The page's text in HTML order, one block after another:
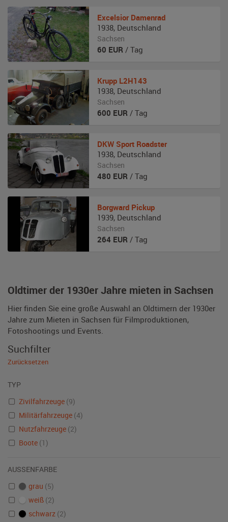
Oldtimer der 1930er Jahre mieten in Sachsen
Hier finden Sie eine große Auswahl an Oldtimern der 1930er
Jahre zum Mieten in Sachsen für Filmproduktionen,
Fotoshootings und Events.
Excelsior Damenrad
1938, Deutschland
Sachsen
60 EUR / Tag
Krupp L2H143
1938, Deutschland
Sachsen
600 EUR / Tag
DKW Sport Roadster
1938, Deutschland
Sachsen
480 EUR / Tag
Borgward Pickup
1939, Deutschland
Sachsen
264 EUR / Tag
Suchfilter
Zurücksetzen
TYP
Zivilfahrzeuge (9)
Militärfahrzeuge (4)
Nutzfahrzeuge (2)
Boote (1)
AUSSENFARBE
grau (5)
weiß (2)
schwarz (2)